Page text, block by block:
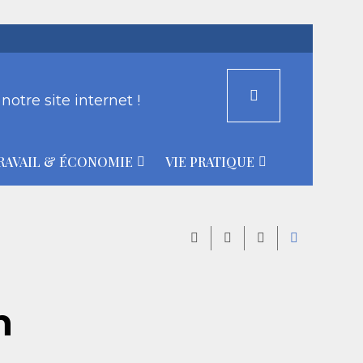
site internet !
& ÉCONOMIE VIE PRATIQUE